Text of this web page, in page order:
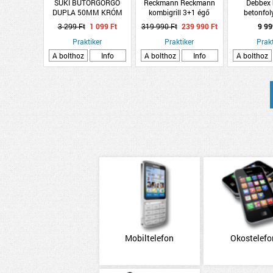
SUKI BÚTORGÖRGŐ
DUPLA 50MM KRÓM
STIFTES 40KG
3 299 Ft 1 099 Ft
Praktiker
A bolthoz
Info
Reckmann Reckmann
kombigrill 3+1 égő
203x62x132cm 13,8kW
gáz és faszenes
319 990 Ft 239 990 Ft
Praktiker
A bolthoz
Info
Debbex
9
A bolthoz
Mobiltelefon